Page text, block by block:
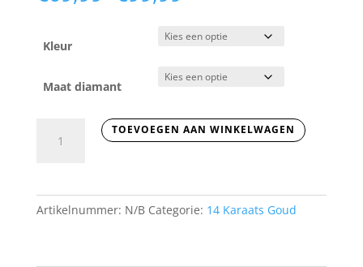
tot
€99,99
Kleur
Maat diamant
Karaats
TOEVOEGEN AAN WINKELWAGEN
Artikelnummer: N/B Categorie: 14 Karaats Goud